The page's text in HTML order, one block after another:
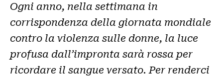
Ogni anno, nella settimana in
corrispondenza della giornata mondiale
contro la violenza sulle donne, la luce
profusa dall’impronta sarà rossa per
ricordare il sangue versato. Per renderci